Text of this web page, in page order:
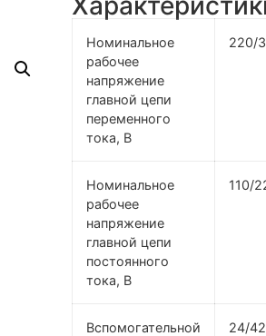
Номинальное
рабочее
напряжение
главной цепи
переменного
тока, В
220/
Номинальное
рабочее
напряжение
главной цепи
постоянного
тока, В
110/
Вспомогательной
24/